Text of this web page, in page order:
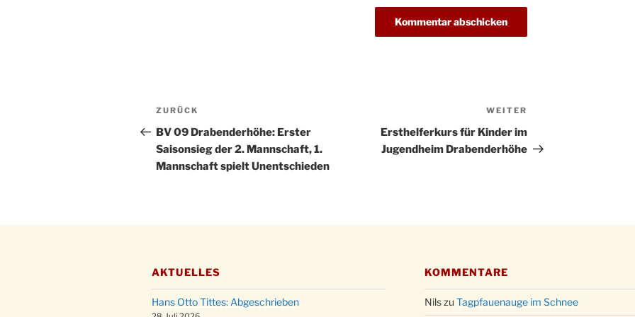
Beitragsnavigation
Vorheriger
Beitrag
ZURÜCK
BV 09 Drabenderhöhe: Erster
Saisonsieg der 2. Mannschaft, 1.
Mannschaft spielt Unentschieden
Beitrag
WEITER
Ersthelferkurs für Kinder im
Jugendheim Drabenderhöhe
24.12.
24.12.
AKTUELLES
Hans Otto Tittes: Abgeschrieben
KOMMENTARE
Nilszu Tagpfauenauge im Schnee